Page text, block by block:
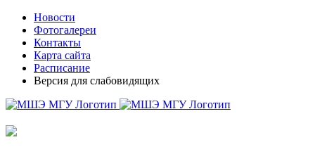
Skip
content
TelegramНовости
Фотогалереи
Контакты
Карта сайта
Расписание
Версия для слабовидящих